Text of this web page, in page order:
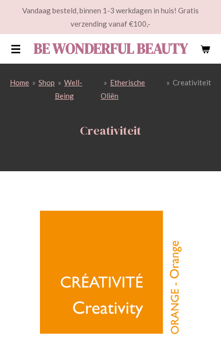
de
hoofdinhoud
BE WONDERFUL BEAUTY
Vandaag besteld, binnen 1-3 werkdagen in huis! Gratis
verzending vanaf €100,-
Home » Shop » Well-
Being
» Etherische
Oliën
» Creativiteit
Creativiteit